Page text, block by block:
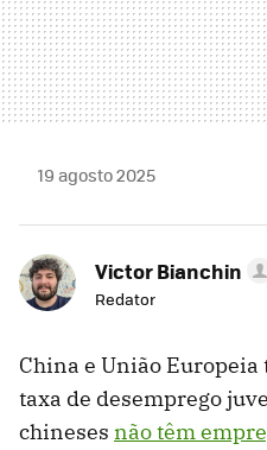
19 agosto 2025
Victor Bianchin
Redator
China e União Europeia
taxa de desemprego
chineses não têm